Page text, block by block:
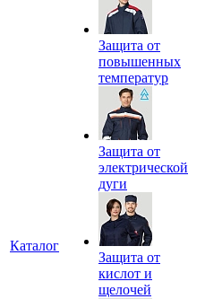
Каталог
Защита от
повышенных
температур
Защита от
электрической
дуги
Защита от
кислот и
щелочей